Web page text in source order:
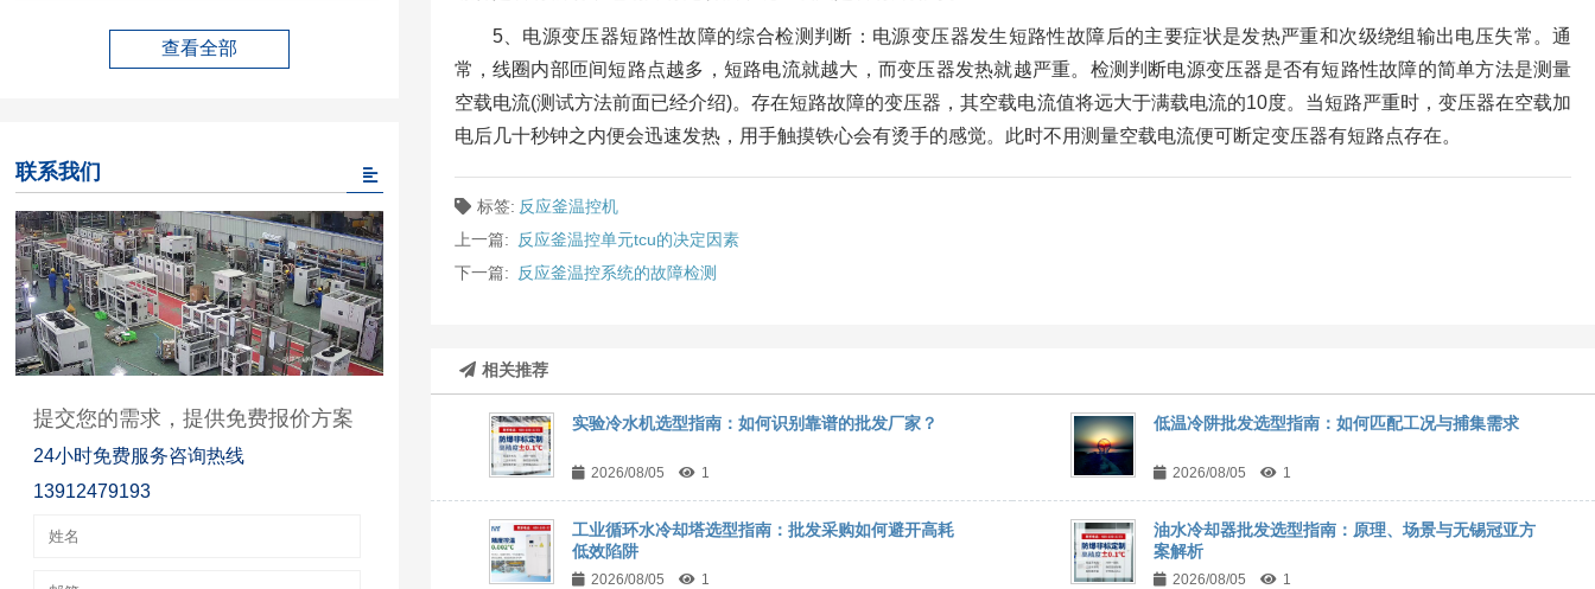
5、电源变压器短路性故障的综合检测判断：电源变压器发生短路性故障后的主要症状是发热严重和次级绕组输出电压失常。通
常，线圈内部匝间短路点越多，短路电流就越大，而变压器发热就越严重。检测判断电源变压器是否有短路性故障的简单方法是测量
空载电流(测试方法前面已经介绍)。存在短路故障的变压器，其空载电流值将远大于满载电流的10度。当短路严重时，变压器在空载加
电后几十秒钟之内便会迅速发热，用手触摸铁心会有烫手的感觉。此时不用测量空载电流便可断定变压器有短路点存在。
标签: 反应釜温控机
上一篇:
反应釜温控单元tcu的决定因素
下一篇:
反应釜温控系统的故障检测
相关推荐
实验冷水机选型指南：如何识别靠谱的批发厂家？
2026/08/05 1
低温冷阱批发选型指南：如何匹配工况与捕集需求
2026/08/05 1
工业循环水冷却塔选型指南：批发采购如何避开高耗
低效陷阱
2026/08/05 1
油水冷却器批发选型指南：原理、场景与无锡冠亚方
案解析
2026/08/05 1
查看全部
联系我们
提交您的需求，提供免费报价方案
24小时免费服务咨询热线
13912479193